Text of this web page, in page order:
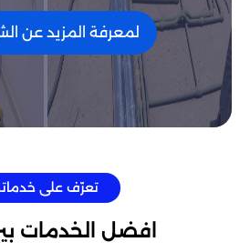
لمعرفة المزيد عن
تعرّف على
افضل الخدمات